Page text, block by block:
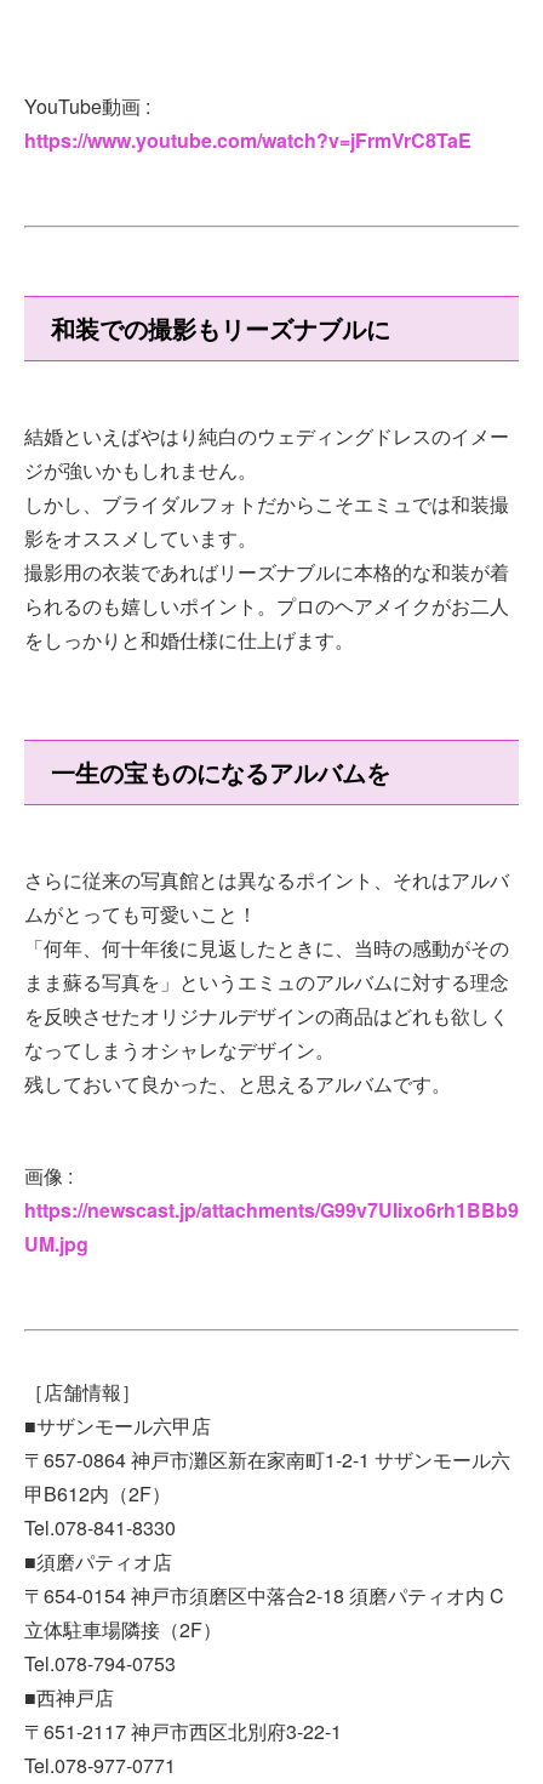
YouTube動画 :
https://www.youtube.com/watch?v=jFrmVrC8TaE
和装での撮影もリーズナブルに
結婚といえばやはり純白のウェディングドレスのイメー
ジが強いかもしれません。
しかし、ブライダルフォトだからこそエミュでは和装撮
影をオススメしています。
撮影用の衣装であればリーズナブルに本格的な和装が着
られるのも嬉しいポイント。プロのヘアメイクがお二人
をしっかりと和婚仕様に仕上げます。
一生の宝ものになるアルバムを
さらに従来の写真館とは異なるポイント、それはアルバ
ムがとっても可愛いこと！
「何年、何十年後に見返したときに、当時の感動がその
まま蘇る写真を」というエミュのアルバムに対する理念
を反映させたオリジナルデザインの商品はどれも欲しく
なってしまうオシャレなデザイン。
残しておいて良かった、と思えるアルバムです。
画像 :
https://newscast.jp/attachments/G99v7UIixo6rh1BBb9
UM.jpg
［店舗情報］
■サザンモール六甲店
〒657-0864 神戸市灘区新在家南町1-2-1 サザンモール六
甲B612内（2F）
Tel.078-841-8330
■須磨パティオ店
〒654-0154 神戸市須磨区中落合2-18 須磨パティオ内 C
立体駐車場隣接（2F）
Tel.078-794-0753
■西神戸店
〒651-2117 神戸市西区北別府3-22-1
Tel.078-977-0771